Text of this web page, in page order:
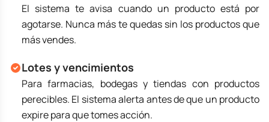
El sistema te avisa cuando un producto está por
agotarse. Nunca más te quedas sin los productos que
más vendes.
Lotes y vencimientos
Para farmacias, bodegas y tiendas con productos
perecibles. El sistema alerta antes de que un producto
expire para que tomes acción.